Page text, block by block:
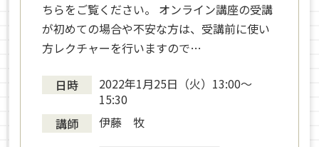
ちらをご覧ください。 オンライン講座の受講
が初めての場合や不安な方は、受講前に使い
方レクチャーを行いますので…
日時
2022年1月25日（火）13:00～
15:30
講師
伊藤 牧